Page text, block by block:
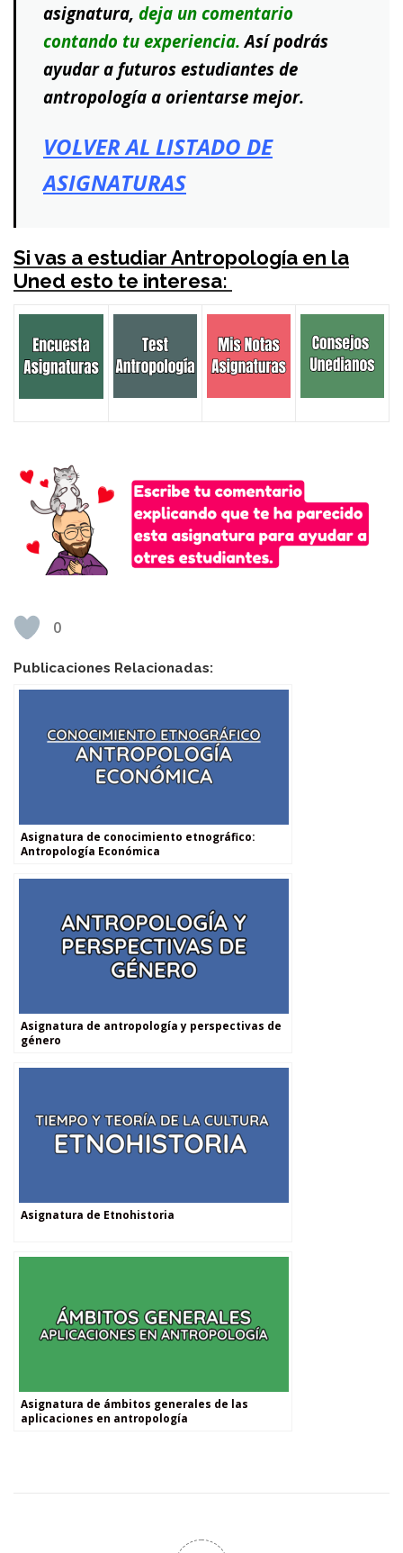
asignatura, deja un comentario
contando tu experiencia. Así podrás
ayudar a futuros estudiantes de
antropología a orientarse mejor.
VOLVER AL LISTADO DE
ASIGNATURAS
Si vas a estudiar Antropología en la
Uned esto te interesa:
0
Publicaciones Relacionadas:
Asignatura de conocimiento etnográfico:
Antropología Económica
Asignatura de antropología y perspectivas de
género
Asignatura de Etnohistoria
Asignatura de ámbitos generales de las
aplicaciones en antropología